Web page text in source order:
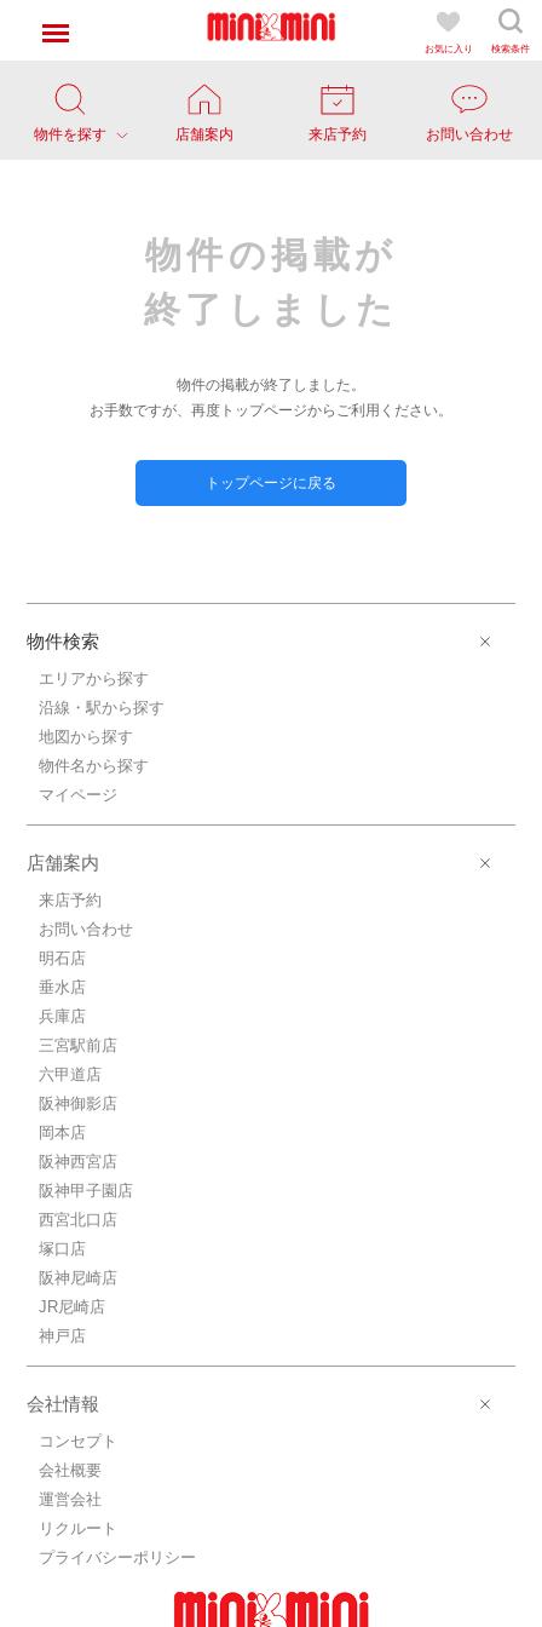
お気に入り 検索条件
物件を探す 店舗案内 来店予約 お問い合わせ
物件の掲載が
終了しました
物件の掲載が終了しました。
お手数ですが、再度トップページからご利用ください。
トップページに戻る
物件検索
エリアから探す
沿線・駅から探す
地図から探す
物件名から探す
マイページ
店舗案内
来店予約
お問い合わせ
明石店
垂水店
兵庫店
三宮駅前店
六甲道店
阪神御影店
岡本店
阪神西宮店
阪神甲子園店
西宮北口店
塚口店
阪神尼崎店
JR尼崎店
神戸店
会社情報
コンセプト
会社概要
運営会社
リクルート
プライバシーポリシー